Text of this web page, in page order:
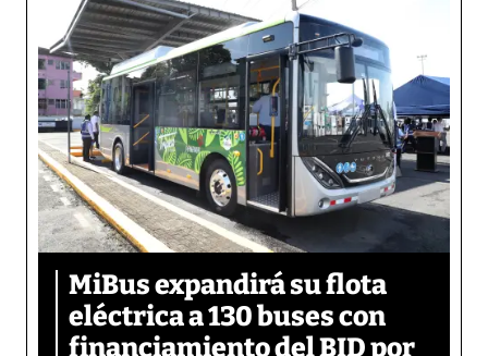
MiBus expandirá su flota
eléctrica a 130 buses con
financiamiento del BID por